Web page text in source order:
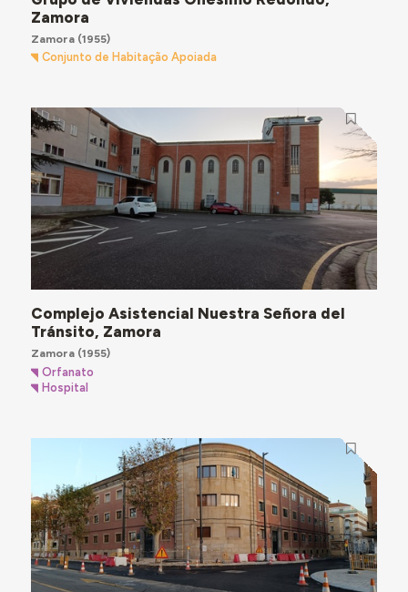
Zamora
Zamora(1955)
Conjunto de Habitação Apoiada
Complejo Asistencial Nuestra Señora del
Tránsito, Zamora
Zamora(1955)
Orfanato
Hospital